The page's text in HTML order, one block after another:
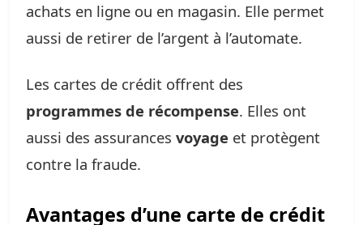
achats en ligne ou en magasin. Elle permet
aussi de retirer de l’argent à l’automate.
Les cartes de crédit offrent des
programmes de récompense. Elles ont
aussi des assurances voyage et protègent
contre la fraude.
Avantages d’une carte de crédit